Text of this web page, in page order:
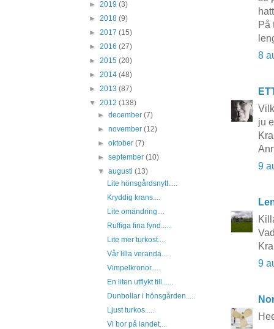
På
8
ju
9
9
► 2019 (3)
► 2018 (9)
► 2017 (15)
► 2016 (27)
► 2015 (20)
► 2014 (48)
► 2013 (87)
▼ 2012 (138)
►december(7)
►november(12)
►oktober(7)
►september(10)
▼augusti(13)
Lite hönsgårdsnytt.....
Kryddig krans....
Lite omändring....
Ruffiga fina fynd......
Lite mer turkost....
Vår lilla veranda....
Vimpelkronor.....
En liten utflykt till......
Dunbollar i hönsgården.....
Ljust turkos.....
Vi bor på landet....